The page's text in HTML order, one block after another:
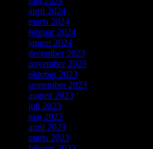
april 2024
marts 2024
februar 2024
januar 2024
december 2023
november 2023
oktober 2023
september 2023
august 2023
juli 2023
maj 2023
april 2023
marts 2023